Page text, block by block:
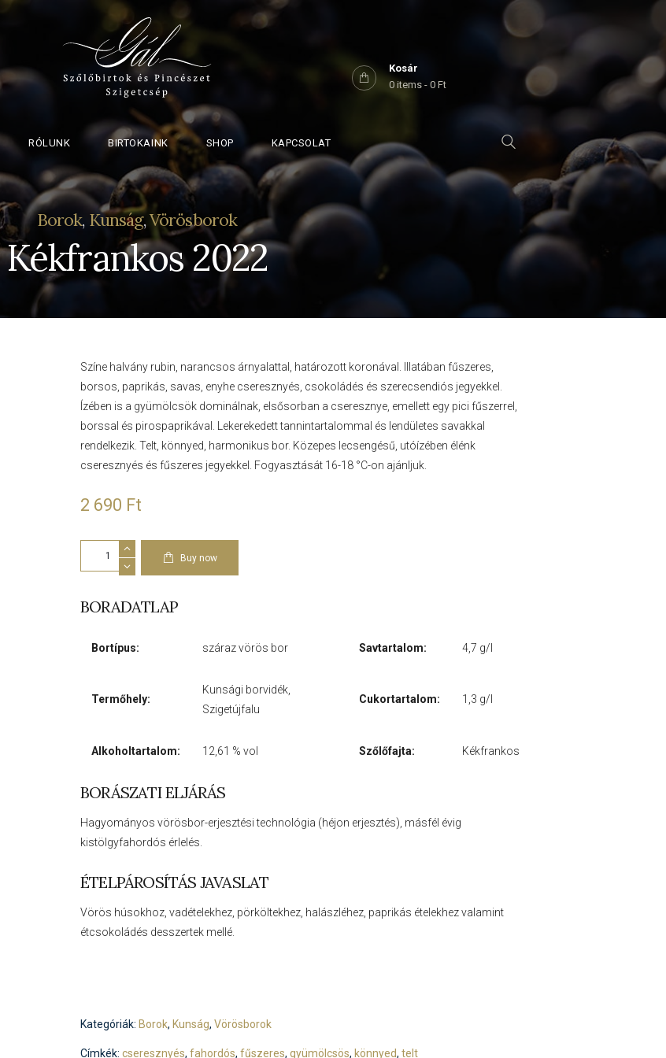
Kosár
0 items -0 Ft
RÓLUNK BIRTOKAINK SHOP KAPCSOLAT
Borok, Kunság,Vörösborok
Kékfrankos 2022
Színe halvány rubin, narancsos árnyalattal, határozott koronával. Illatában fűszeres,
borsos, paprikás, savas, enyhe cseresznyés, csokoládés és szerecsendiós jegyekkel.
Ízében is a gyümölcsök dominálnak, elsősorban a cseresznye, emellett egy pici fűszerrel,
borssal és pirospaprikával. Lekerekedett tannintartalommal és lendületes savakkal
rendelkezik. Telt, könnyed, harmonikus bor. Közepes lecsengésű, utóízében élénk
cseresznyés és fűszeres jegyekkel. Fogyasztását 16-18 °C-on ajánljuk.
2 690 Ft
Kékfrankos
mennyiség
Buy now
BORADATLAP
Bortípus: száraz vörös bor Savtartalom: 4,7 g/l
Termőhely:
Kunsági borvidék,
Szigetújfalu
Cukortartalom: 1,3 g/l
Alkoholtartalom: 12,61 % vol Szőlőfajta: Kékfrankos
BORÁSZATI ELJÁRÁS
Hagyományos vörösbor-erjesztési technológia (héjon erjesztés), másfél évig
kistölgyfahordós érlelés.
ÉTELPÁROSÍTÁS JAVASLAT
Vörös húsokhoz, vadételekhez, pörköltekhez, halászléhez, paprikás ételekhez valamint
étcsokoládés desszertek mellé.
Kategóriák: Borok, Kunság, Vörösborok
Címkék: cseresznyés, fahordós, fűszeres, gyümölcsös, könnyed, telt